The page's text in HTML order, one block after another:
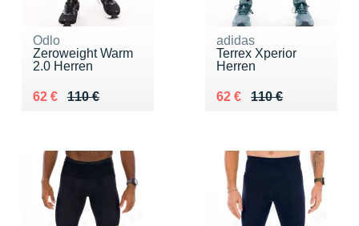
Odlo
Zeroweight Warm
2.0 Herren
110 €
Au lieu de 110 €
62 €
Vendu 62 €
adidas
Terrex Xperior
Herren
110 €
Au lieu de 110 €
62 €
Vendu 62 €